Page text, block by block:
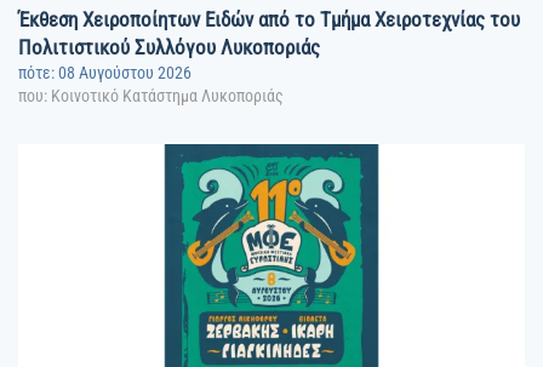
Έκθεση Χειροποίητων Ειδών από το Τμήμα Χειροτεχνίας του
Πολιτιστικού Συλλόγου Λυκοποριάς
πότε: 08 Αυγούστου 2026
που: Κοινοτικό Κατάστημα Λυκοποριάς